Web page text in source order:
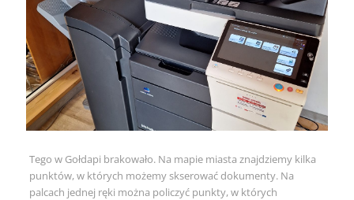
Tego w Gołdapi brakowało. Na mapie miasta znajdziemy kilka
punktów, w których możemy skserować dokumenty. Na
palcach jednej ręki można policzyć punkty, w których